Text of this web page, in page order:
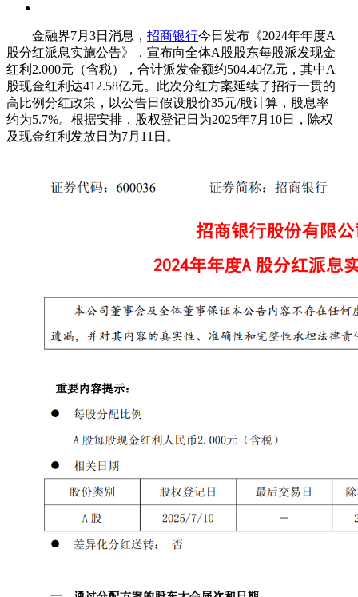
金融界7月3日消息， 招商银行今日发布《2024年年度A
股分红派息实施公告》，宣布向全体A股股东每股派发现金
红利2.000元（含税），合计派发金额约504.40亿元，其中A
股现金红利达412.58亿元。此次分红方案延续了招行一贯的
高比例分红政策，以公告日假设股价35元/股计算，股息率
约为5.7%。根据安排，股权登记日为2025年7月10日，除权
及现金红利发放日为7月11日。